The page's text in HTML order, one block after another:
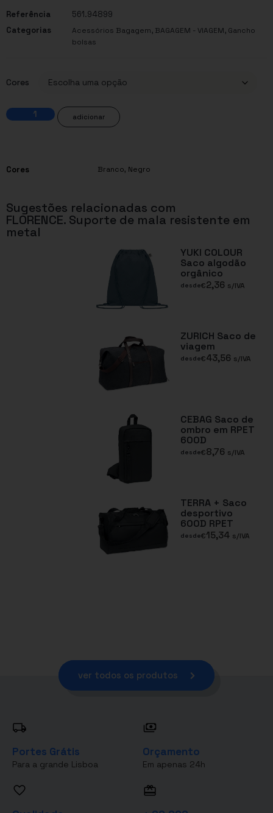
Referência
561.94899
Categorias
Acessórios Bagagem, BAGAGEM - VIAGEM, Gancho
bolsas
Cores
adicionar
Cores Branco, Negro
Sugestões relacionadas com
FLORENCE. Suporte de mala resistente em
metal
YUKI COLOUR
Saco algodão
orgânico
desde€2,36 s/IVA
ZURICH Saco de
viagem
desde€43,56 s/IVA
CEBAG Saco de
ombro em RPET
600D
desde€8,76 s/IVA
TERRA + Saco
desportivo
600D RPET
desde€15,34 s/IVA
ver todos os produtos
Portes Grátis
Para a grande Lisboa
Orçamento
Em apenas 24h